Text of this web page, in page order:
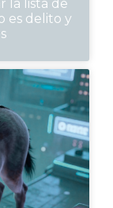
la lista de
es delito y